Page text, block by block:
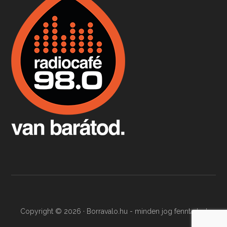
Boston, teadélután, bab és homár
Apr 9, 2026 • 00:37:17
Fermentáljunk, a testünk meghálálja!
Apr 3, 2026 • 00:36:07
Copyright © 2026 · Borravalo.hu - minden jog fenntartva!